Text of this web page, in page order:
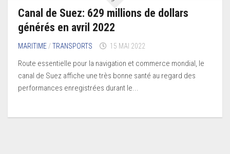
Canal de Suez: 629 millions de dollars
générés en avril 2022
MARITIME /TRANSPORTS 15 MAI 2022
Route essentielle pour la navigation et commerce mondial, le
canal de Suez affiche une très bonne santé au regard des
performances enregistrées durant le...